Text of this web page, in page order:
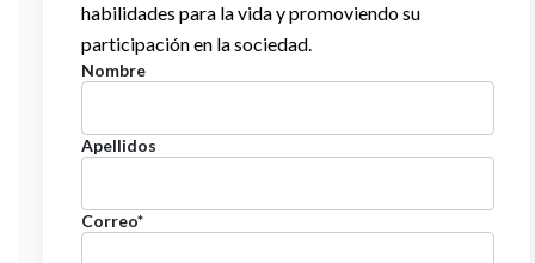
habilidades para la vida y promoviendo su
participación en la sociedad.
Nombre
Apellidos
Correo*